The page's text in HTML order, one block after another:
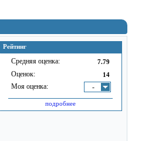
Рейтинг
Средняя оценка: 7.79
Оценок: 14
Моя оценка: -
подробнее